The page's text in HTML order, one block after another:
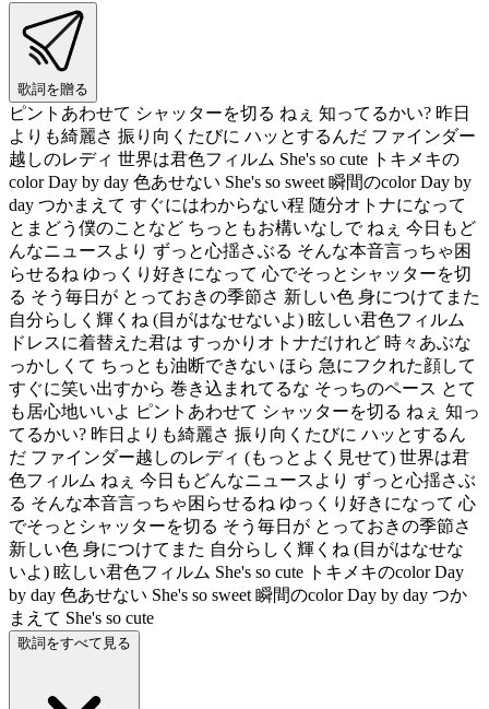
歌詞を贈る
ピントあわせて シャッターを切る ねぇ 知ってるかい? 昨日
よりも綺麗さ 振り向くたびに ハッとするんだ ファインダー
越しのレディ 世界は君色フィルム She's so cute トキメキの
color Day by day 色あせない She's so sweet 瞬間のcolor Day by
day つかまえて すぐにはわからない程 随分オトナになって
とまどう僕のことなど ちっともお構いなしで ねぇ 今日もど
んなニュースより ずっと心揺さぶる そんな本音言っちゃ困
らせるね ゆっくり好きになって 心でそっとシャッターを切
る そう毎日が とっておきの季節さ 新しい色 身につけてまた
自分らしく輝くね (目がはなせないよ) 眩しい君色フィルム
ドレスに着替えた君は すっかりオトナだけれど 時々あぶな
っかしくて ちっとも油断できない ほら 急にフクれた顔して
すぐに笑い出すから 巻き込まれてるな そっちのペース とて
も居心地いいよ ピントあわせて シャッターを切る ねぇ 知っ
てるかい? 昨日よりも綺麗さ 振り向くたびに ハッとするん
だ ファインダー越しのレディ (もっとよく見せて) 世界は君
色フィルム ねぇ 今日もどんなニュースより ずっと心揺さぶ
る そんな本音言っちゃ困らせるね ゆっくり好きになって 心
でそっとシャッターを切る そう毎日が とっておきの季節さ
新しい色 身につけてまた 自分らしく輝くね (目がはなせな
いよ) 眩しい君色フィルム She's so cute トキメキのcolor Day
by day 色あせない She's so sweet 瞬間のcolor Day by day つか
まえて She's so cute
歌詞をすべて見る